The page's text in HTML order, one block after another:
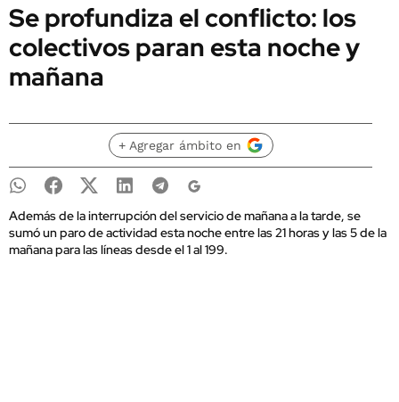
Se profundiza el conflicto: los
colectivos paran esta noche y
mañana
+ Agregar ámbito en
Además de la interrupción del servicio de mañana a la tarde, se
sumó un paro de actividad esta noche entre las 21 horas y las 5 de la
mañana para las líneas desde el 1 al 199.